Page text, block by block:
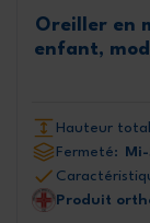
Oreiller en
enfant,
Hauteur
Fermeté:
Produit